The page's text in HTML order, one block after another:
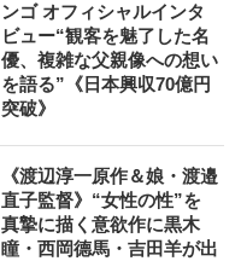
ンゴ オフィシャルインタ
ビュー“観客を魅了した名
優、複雑な父親像への想い
を語る”《日本興収70億円
突破》
《渡辺淳一原作＆娘・渡邉
直子監督》“女性の性”を
真摯に描く意欲作に黒木
瞳・西岡德馬・吉田羊が出